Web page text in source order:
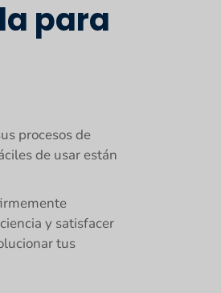
para
procesos de
de usar están
y satisfacer
tus